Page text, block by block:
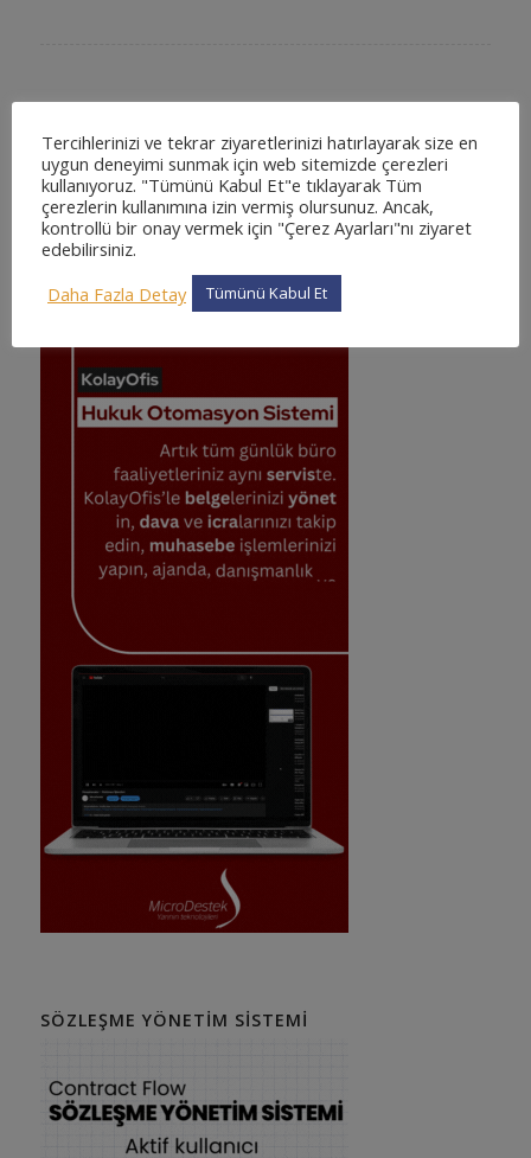
En kapsamlı ve en detaylı, kullanımı kolay web tabanlı hukuk
otomasyon sistemi. Sizde binlerce avukatın tercih ettiği ve
güvendiği KolayOfis Hukuk Otomasyon Sistemi 'ne katılın !
KOLAYOFIS KURUMSAL HUKUK OTOMASYON
SÖZLEŞME YÖNETIM SISTEMI
Tercihlerinizi ve tekrar ziyaretlerinizi hatırlayarak size en
uygun deneyimi sunmak için web sitemizde çerezleri
kullanıyoruz. "Tümünü Kabul Et"e tıklayarak Tüm
çerezlerin kullanımına izin vermiş olursunuz. Ancak,
kontrollü bir onay vermek için "Çerez Ayarları"nı ziyaret
edebilirsiniz.
Daha Fazla Detay
Tümünü Kabul Et